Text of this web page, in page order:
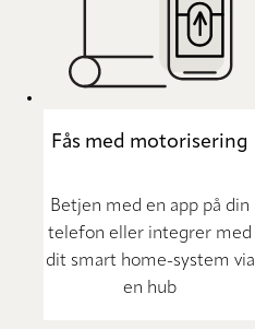
Fås med motorisering
Betjen med en app på din
telefon eller integrer med
dit smart home-system via
en hub